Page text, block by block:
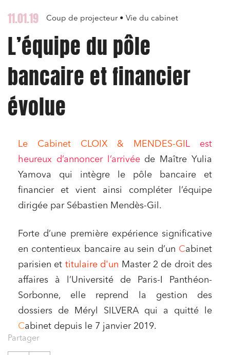
11.01.19 Coup de projecteur • Vie du cabinet
L’équipe du pôle
bancaire et financier
évolue
Le Cabinet CLOIX & MENDES-GI L est
heureux d’annoncer l’arrivée de Maître Yulia
Yamova qui intègre le pôle bancaire et
financier et vient ainsi compléter l’équipe
dirigée par Sébastien Mendès-Gil.
Forte d’une première expérience significative
en contentieux bancaire au sein d’un Cabinet
parisien et titulaire d'un Master 2 de droit des
affaires à l’Université de Paris-I Panthéon-
Sorbonne, elle reprend la gestion des
dossiers de Méryl SILVERA qui a quitté le
Cabinet depuis le 7 janvier 2019.
Partager